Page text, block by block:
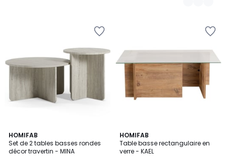
HOMIFAB
Set de 2 tables basses rondes
décor travertin - MINA
HOMIFAB
Table basse rectangulaire en
verre - KAEL
3
Couleurs